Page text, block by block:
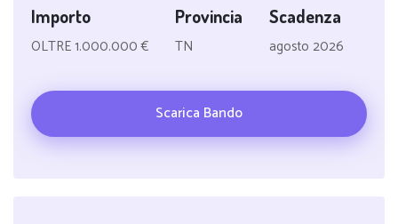
Importo
OLTRE 1.000.000 €
Provincia
TN
Scadenza
agosto 2026
Scarica Bando